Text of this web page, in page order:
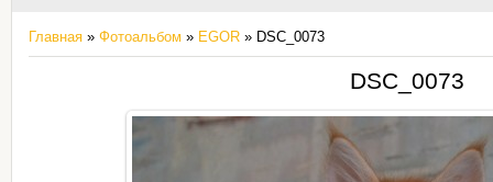
Главная » Фотоальбом » EGOR » DSC_0073
DSC_0073